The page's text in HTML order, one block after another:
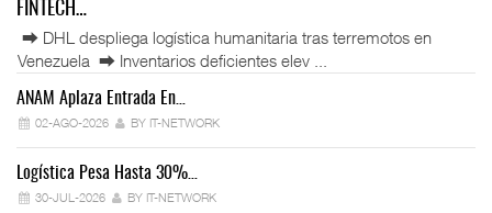
FINTECH…
⮕ DHL despliega logística humanitaria tras terremotos en
Venezuela ⮕ Inventarios deficientes elev ...
ANAM Aplaza Entrada En…
02-AGO-2026 BY IT-NETWORK
Logística Pesa Hasta 30%…
30-JUL-2026 BY IT-NETWORK